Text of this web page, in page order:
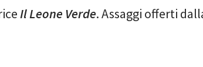
Il Leone Verde. Assaggi offerti